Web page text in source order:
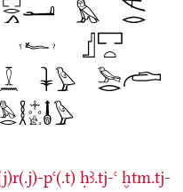
pꜥ(.t) ḥꜣ.tj-ꜥ ḫtm.tj-